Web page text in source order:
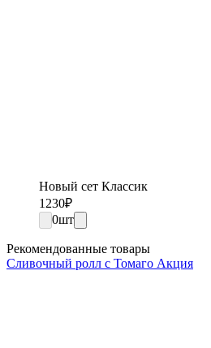
Новый сет Классик
1230₽
0шт
Рекомендованные товары
Сливочный ролл с Томаго Акция